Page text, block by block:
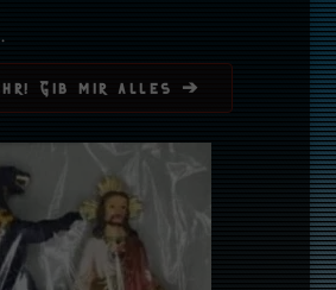
Gib mir alles ➔